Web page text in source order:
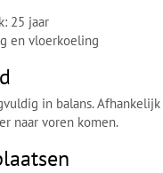
25 jaar
en vloerkoeling
in balans.
naar voren komen.